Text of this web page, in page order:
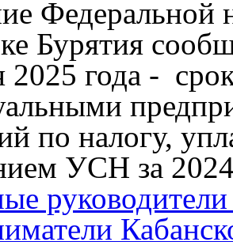
Федеральной
Бурятия
2025 года -
по налогу,
УСН за